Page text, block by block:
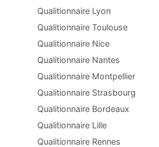
Qualitionnaire Lyon
Qualitionnaire Toulouse
Qualitionnaire Nice
Qualitionnaire Nantes
Qualitionnaire Montpellier
Qualitionnaire Strasbourg
Qualitionnaire Bordeaux
Qualitionnaire Lille
Qualitionnaire Rennes